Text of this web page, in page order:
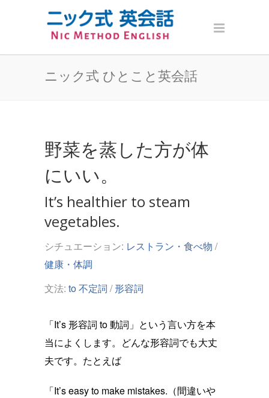
ニック式 ひとこと英会話
野菜を蒸した方が体
にいい。
It’s healthier to steam
vegetables.
シチュエーション: レストラン・食べ物 /
健康・体調
文法: to 不定詞 /形容詞
「It’s 形容詞 to 動詞」という言い方を本
当によくします。どんな形容詞でも大丈
夫です。たとえば
「It’s easy to make mistakes.（間違いや